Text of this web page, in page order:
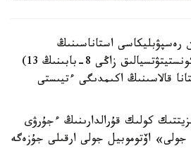
رەسپۋبليكاسى استاناسىنىڭ
مارتەبەسى تۋرالى» ق ر كونستيتۋتسيالىق زاڭى 8-بابىنىڭ 13)
قالاسىنىڭ اكىمدىگى ءتيىستى
كولىك قۇرالدارىنىڭ ءجۇرۋى
جولى» اۆتوموبيل جولى ارقىلى جۇزەگە